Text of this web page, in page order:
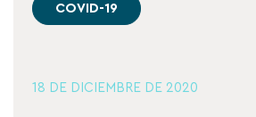
COVID-19
18 DE DICIEMBRE DE 2020